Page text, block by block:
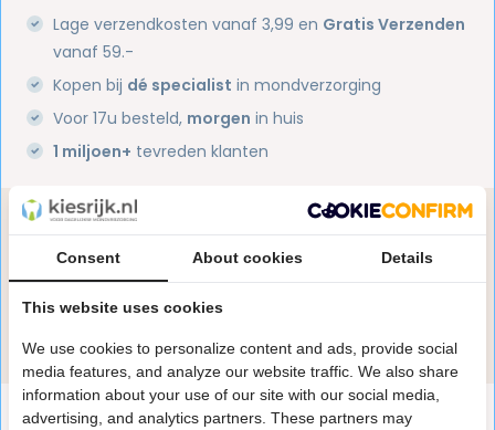
Lage verzendkosten vanaf 3,99 en Gratis Verzenden
vanaf 59.-
Kopen bij dé specialist in mondverzorging
Voor 17u besteld, morgen in huis
1 miljoen+ tevreden klanten
Productomschrijving
Heb je een vraag over dit product?
Onze specialisten helpen je graag! Spreek ons aan
in de chat of stuur een e-mail.
Consent About cookies Details
This website uses cookies
We use cookies to personalize content and ads, provide social
media features, and analyze our website traffic. We also share
information about your use of our site with our social media,
advertising, and analytics partners. These partners may